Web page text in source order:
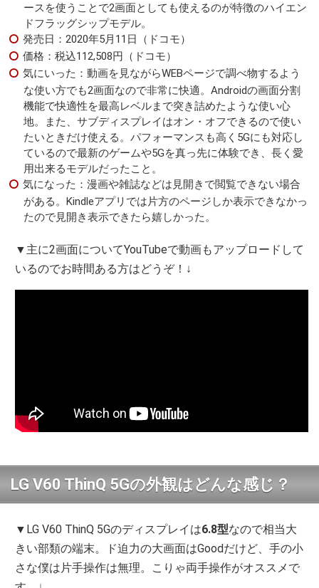
ースを使うことで2画面としても使えるのが特徴のハイエン
ドフラッグシップモデル。
発売日：2020年5月11日（ドコモ）
価格：税込112,508円（ドコモ）
気にいった：動画を見ながらWEBページで調べ物するよう
な使い方でも2画面なので非常に快適。Androidの画面分割
機能で快適性を最高レベルまで突き詰めたような使い心
地。また、サブディスプレイはオン・オフできるので使い
たいときだけ使える。パフォーマンスも高く5Gにも対応し
ているので最新のゲームや5Gを真っ先に体験でき、長く愛
用出来るモデルだったこと。
気になった：漫画や雑誌などは見開きで閲覧できない場合
がある。Kindleアプリでは片方のページしか表示できなかっ
たので見開き表示できたら嬉しかった。
▼主に2画面についてYouTubeで動画もアップロードして
いるのでお時間ある方はどうぞ！↓
LG V60 ThinQ 5Gの外観はどんな感じ？
▼LG V60 ThinQ 5Gのディスプレイは6.8型なので相当大
きい部類の端末。ド迫力の大画面はGoodだけど、手の小
さな僕は片手操作は無理。こりゃ両手操作がオススメで